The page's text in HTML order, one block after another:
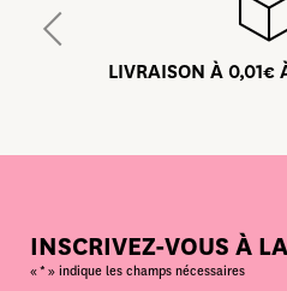
LIVRAISON À 0,01€
INSCRIVEZ-VOUS À
«* » indique les champs nécessaires